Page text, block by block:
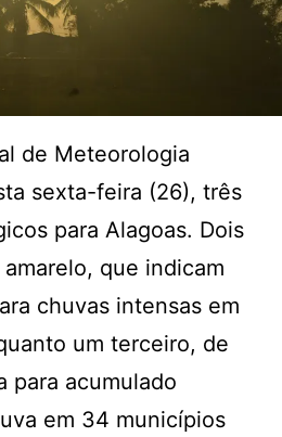
de Meteorologia
sexta-feira (26), três
para Alagoas. Dois
que indicam
chuvas intensas em
um terceiro, de
para acumulado
em 34 municípios